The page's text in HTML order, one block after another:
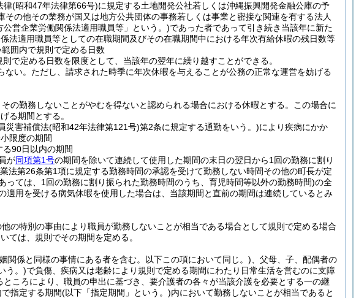
律(昭和47年法律第66号)に規定する土地開発公社若しくは沖縄振興開発金融公庫の予
その他その業務が国又は地方公共団体の事務若しくは事業と密接な関連を有する法人
営企業労働関係法適用職員等」という。)であった者であって引き続き当該年に新た
適用職員等としての在職期間及びその在職期間中における年次有給休暇の残日数等
囲内で規則で定める日数
則で定める日数を限度として、当該年の翌年に繰り越すことができる。
い。 ただし、請求された時季に年次休暇を与えることが公務の正常な運営を妨げる
の勤務しないことがやむを得ないと認められる場合における休暇とする。
この場合に
る期間とする。
災害補償法(昭和42年法律第121号)第2条に規定する通勤をいう。)により疾病にかか
限度の期間
90日以内の期間
が同項第1号の期間を除いて連続して使用した期間の末日の翌日から1回の勤務に割り
法第26条第1項に規定する勤務時間の承認を受けて勤務しない時間その他の町長が定
っては、1回の勤務に割り振られた勤務時間のうち、育児時間等以外の勤務時間)の全
適用を受ける病気休暇を使用した場合は、当該期間と直前の期間は連続しているとみ
の特別の事由により職員が勤務しないことが相当である場合として規則で定める場合
ては、規則でその期間を定める。
関係と同様の事情にある者を含む。以下この項において同じ。) 、父母、子、配偶者の
う。)で負傷、疾病又は老齢により規則で定める期間にわたり日常生活を営むのに支障
ころにより、職員の申出に基づき、要介護者の各々が当該介護を必要とする一の継
指定する期間(以下「指定期間」という。)内において勤務しないことが相当であると